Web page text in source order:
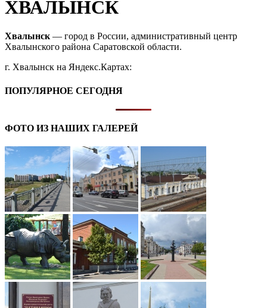
ХВАЛЫНСК
Хвалынск — город в России, административный центр
Хвалынского района Саратовской области.
г. Хвалынск на Яндекс.Картах:
ПОПУЛЯРНОЕ СЕГОДНЯ
ФОТО ИЗ НАШИХ ГАЛЕРЕЙ